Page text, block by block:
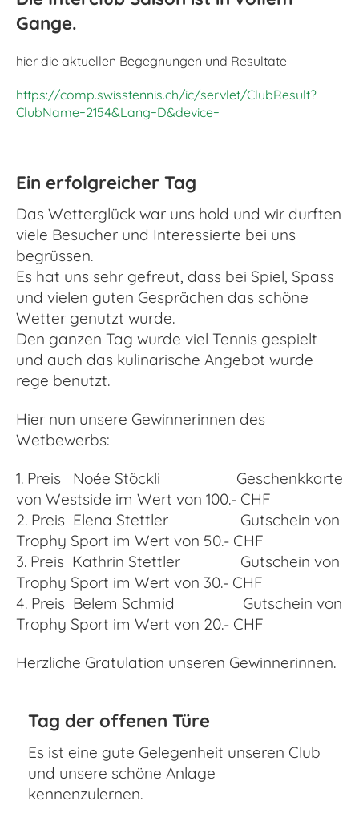
Gange.
hier die aktuellen Begegnungen und Resultate
https://comp.swisstennis.ch/ic/servlet/ClubResult?
ClubName=2154&Lang=D&device=
Ein erfolgreicher Tag
Das Wetterglück war uns hold und wir durften
viele Besucher und Interessierte bei uns
begrüssen.
Es hat uns sehr gefreut, dass bei Spiel, Spass
und vielen guten Gesprächen das schöne
Wetter genutzt wurde.
Den ganzen Tag wurde viel Tennis gespielt
und auch das kulinarische Angebot wurde
rege benutzt.
Hier nun unsere Gewinnerinnen des
Wetbewerbs:
1. Preis Noée Stöckli Geschenkkarte
von Westside im Wert von 100.- CHF
2. Preis Elena Stettler Gutschein von
Trophy Sport im Wert von 50.- CHF
3. Preis Kathrin Stettler Gutschein von
Trophy Sport im Wert von 30.- CHF
4. Preis Belem Schmid Gutschein von
Trophy Sport im Wert von 20.- CHF
Herzliche Gratulation unseren Gewinnerinnen.
Tag der offenen Türe
Es ist eine gute Gelegenheit unseren Club
und unsere schöne Anlage
kennenzulernen.